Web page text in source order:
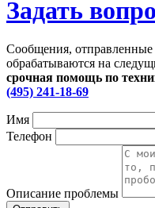
Задать
Сообщения,
обрабатываются на
срочная помощь по
(495) 241-18-69
Имя
Телефон
Описание проблемы